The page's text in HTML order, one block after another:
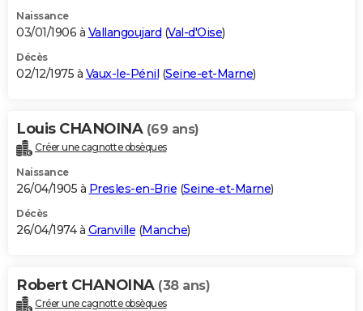
Naissance
03/01/1906 à Vallangoujard (Val-d'Oise)
Décès
02/12/1975 à Vaux-le-Pénil (Seine-et-Marne)
Louis CHANOINA (69 ans)
Créer une cagnotte obsèques
Naissance
26/04/1905 à Presles-en-Brie (Seine-et-Marne)
Décès
26/04/1974 à Granville (Manche)
Robert CHANOINA (38 ans)
Créer une cagnotte obsèques